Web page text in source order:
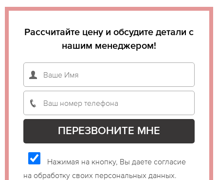
Рассчитайте цену и обсудите детали с
нашим менеджером!
Нажимая на кнопку, Вы даете согласие
на обработку своих персональных данных.